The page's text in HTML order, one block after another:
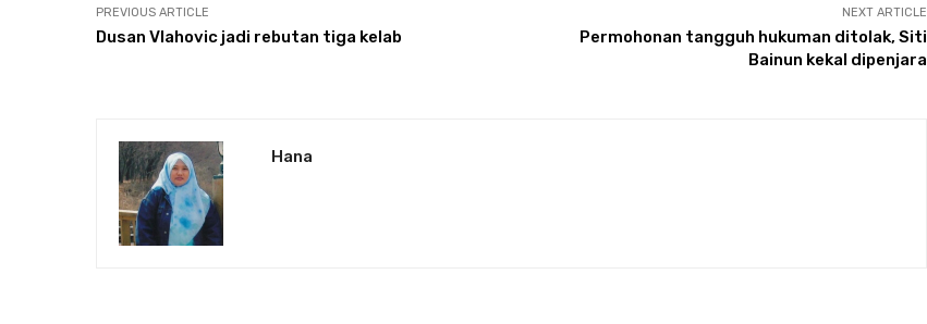
PREVIOUS ARTICLE
Dusan Vlahovic jadi rebutan tiga kelab
NEXT ARTICLE
Permohonan tangguh hukuman ditolak, Siti
Bainun kekal dipenjara
Hana